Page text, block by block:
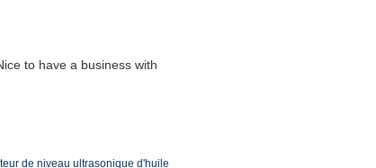
to have a business with
de niveau ultrasonique d'huile